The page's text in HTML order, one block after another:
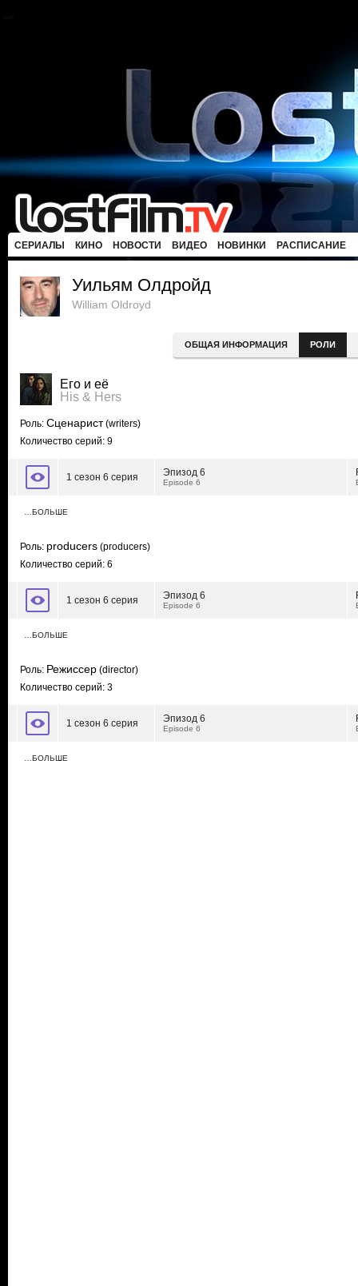
СЕРИАЛЫ КИНО НОВОСТИ ВИДЕО НОВИНКИ РАСПИСАНИЕ
Уильям Олдройд
William Oldroyd
ОБЩАЯ ИНФОРМАЦИЯ РОЛИ
Его и её
His & Hers
Роль: Сценарист(writers)
Количество серий: 9
1 сезон 6 серия Эпизод 6
Episode 6
…БОЛЬШЕ
Роль: producers (producers)
Количество серий: 6
1 сезон 6 серия Эпизод 6
Episode 6
…БОЛЬШЕ
Роль: Режиссер (director)
Количество серий: 3
1 сезон 6 серия Эпизод 6
Episode 6
…БОЛЬШЕ